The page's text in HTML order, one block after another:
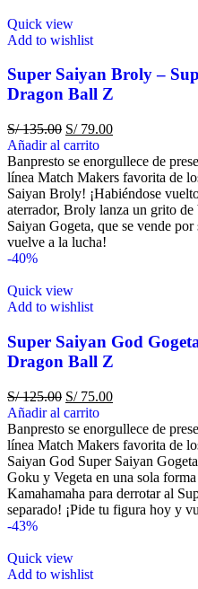
Quick view
Add to wishlist
Super Saiyan Broly –
Dragon Ball Z
S/135.00 S/79.00
Añadir al carrito
Banpresto se enorgullece de
línea Match Makers favorita de
Saiyan Broly! ¡Habiéndose
aterrador, Broly lanza un grito de
Saiyan Gogeta, que se vende
vuelve a la lucha!
-40%
Quick view
Add to wishlist
Super Saiyan God
Dragon Ball Z
S/125.00 S/75.00
Añadir al carrito
Banpresto se enorgullece de
línea Match Makers favorita de
Saiyan God Super Saiyan
Goku y Vegeta en una sola
Kamahamaha para derrotar al
separado! ¡Pide tu figura hoy y
-43%
Quick view
Add to wishlist